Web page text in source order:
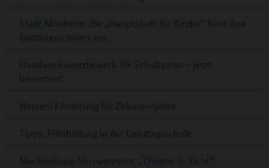
Stadt Monheim: die „Hauptstadt für Kinder“ baut ihre
Ganztagsschulen aus
Handwerkswettbewerb für Schulteams – jetzt
bewerben!
Hessen: Förderung für Zirkusprojekte
Tipps: Filmbildung in der Ganztagsschule
Mecklenburg-Vorpommern: „Theater in Sicht“